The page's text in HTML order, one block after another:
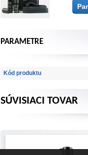
PARAMETRE
Kód produktu
SÚVISIACI TOVAR